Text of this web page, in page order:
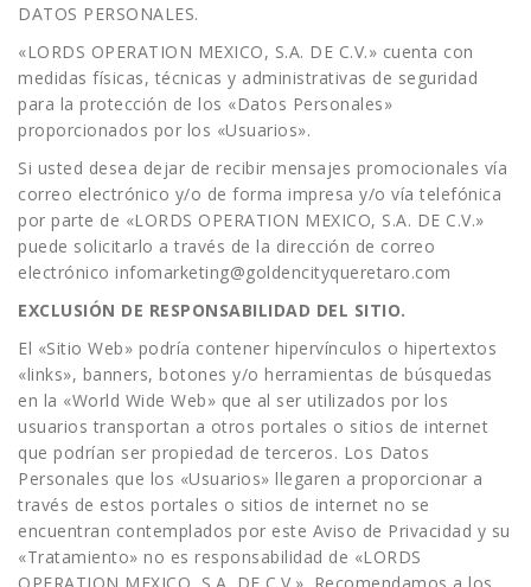
DATOS PERSONALES.
«LORDS OPERATION MEXICO, S.A. DE C.V.» cuenta con
medidas físicas, técnicas y administrativas de seguridad
para la protección de los «Datos Personales»
proporcionados por los «Usuarios».
Si usted desea dejar de recibir mensajes promocionales vía
correo electrónico y/o de forma impresa y/o vía telefónica
por parte de «LORDS OPERATION MEXICO, S.A. DE C.V.»
puede solicitarlo a través de la dirección de correo
electrónico infomarketing@goldencityqueretaro.com
EXCLUSIÓN DE RESPONSABILIDAD DEL SITIO.
El «Sitio Web» podría contener hipervínculos o hipertextos
«links», banners, botones y/o herramientas de búsquedas
en la «World Wide Web» que al ser utilizados por los
usuarios transportan a otros portales o sitios de internet
que podrían ser propiedad de terceros. Los Datos
Personales que los «Usuarios» llegaren a proporcionar a
través de estos portales o sitios de internet no se
encuentran contemplados por este Aviso de Privacidad y su
«Tratamiento» no es responsabilidad de «LORDS